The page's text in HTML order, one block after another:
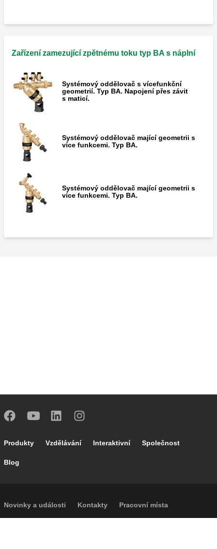
oddělovače série 575.
Sedlo vypouštěcího ventilu pro systémový
oddělovač série 575.
Zpětná klapka na vstupu do systémového
Zpětná klapka na výstupu ze systémového
Zařízení zamezující zpětnému toku typ BA s náplní
Systémový oddělovač s vícefunkční
geometrií. Typ BA. Napojení přes závit
s maticí.
Systémový oddělovač mající geometrii s
více funkcemi. Typ BA.
Systémový oddělovač mající geometrii s
více funkcemi. Typ BA.
Footer main navigation
Produkty Vzdělávání Interaktivní Společnost
Blog
Footer secondary navigation
Novinky a události Kontakty Pracovní místa